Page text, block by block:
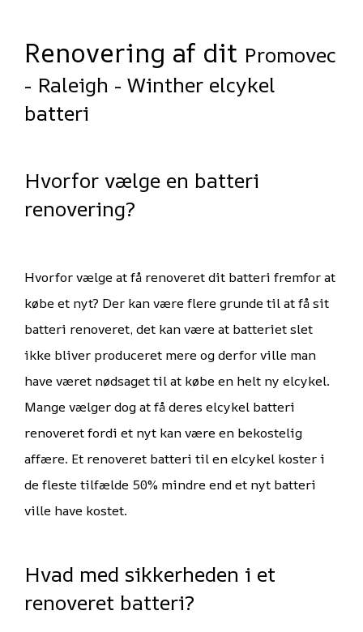
Renovering af dit Promovec
- Raleigh - Winther elcykel
batteri
Hvorfor vælge en batteri
renovering?
Hvorfor vælge at få renoveret dit batteri fremfor at
købe et nyt? Der kan være flere grunde til at få sit
batteri renoveret, det kan være at batteriet slet
ikke bliver produceret mere og derfor ville man
have været nødsaget til at købe en helt ny elcykel.
Mange vælger dog at få deres elcykel batteri
renoveret fordi et nyt kan være en bekostelig
affære. Et renoveret batteri til en elcykel koster i
de fleste tilfælde 50% mindre end et nyt batteri
ville have kostet.
Hvad med sikkerheden i et
renoveret batteri?